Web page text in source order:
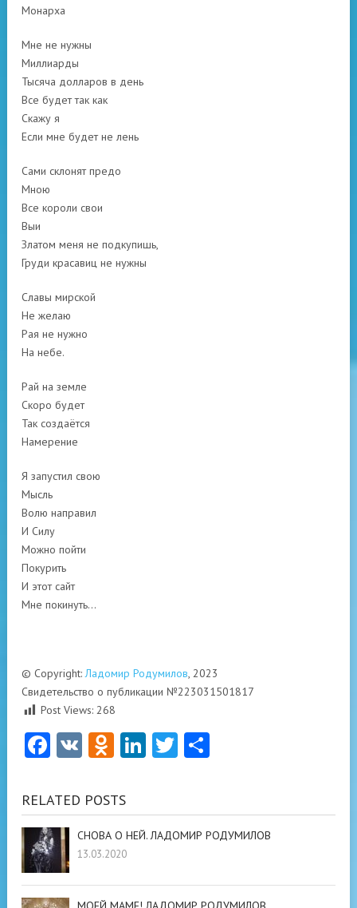
Монарха
Мне не нужны
Миллиарды
Тысяча долларов в день
Все будет так как
Скажу я
Если мне будет не лень
Сами склонят предо
Мною
Все короли свои
Выи
Златом меня не подкупишь,
Груди красавиц не нужны
Славы мирской
Не желаю
Рая не нужно
На небе.
Рай на земле
Скоро будет
Так создаётся
Намерение
Я запустил свою
Мысль
Волю направил
И Силу
Можно пойти
Покурить
И этот сайт
Мне покинуть…
© Copyright:Ладомир Родумилов, 2023
Свидетельство о публикации №223031501817
Post Views: 268
Facebook
VK Odnoklassniki
LinkedIn
Twitter
RELATED POSTS
СНОВА О НЕЙ. ЛАДОМИР РОДУМИЛОВ
13.03.2020